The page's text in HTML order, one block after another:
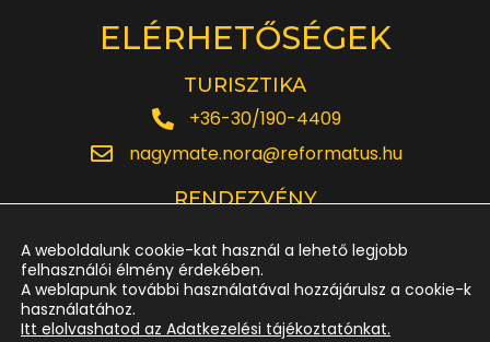
ELÉRHETŐSÉGEK
TURISZTIKA
+36-30/190-4409
nagymate.nora@reformatus.hu
RENDEZVÉNY
rendezveny.nagytemplom@reformatus.hu
A weboldalunk cookie-kat használ a lehető legjobb
felhasználói élmény érdekében.
A weblapunk további használatával hozzájárulsz a cookie-k
használatához.
Itt elolvashatod az Adatkezelési tájékoztatónkat.